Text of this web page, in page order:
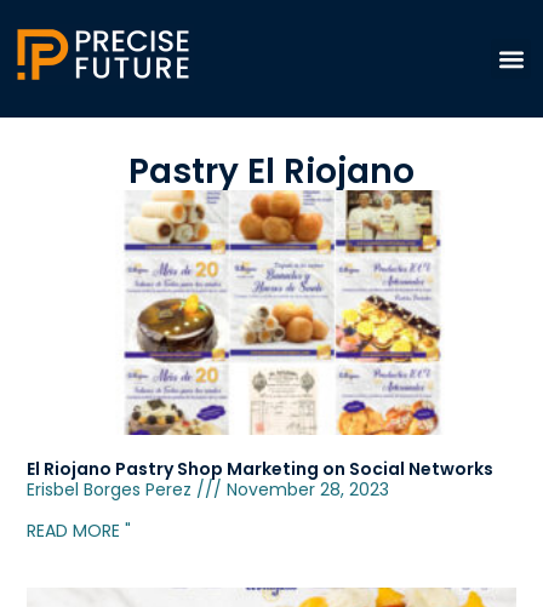
Pastry El Riojano
El Riojano Pastry Shop Marketing on Social Networks
Erisbel Borges Perez
November 28, 2023
READ MORE "